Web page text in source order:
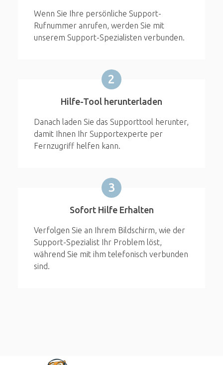
Wenn Sie Ihre persönliche Support-
Rufnummer anrufen, werden Sie mit
unserem Support-Spezialisten verbunden.
2
Hilfe-Tool herunterladen
Danach laden Sie das Supporttool herunter,
damit Ihnen Ihr Supportexperte per
Fernzugriff helfen kann.
3
Sofort Hilfe Erhalten
Verfolgen Sie an Ihrem Bildschirm, wie der
Support-Spezialist Ihr Problem löst,
während Sie mit ihm telefonisch verbunden
sind.